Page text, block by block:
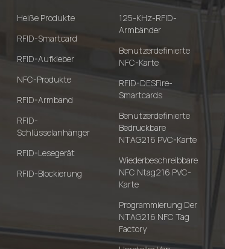
Heiße Produkte
RFID-Smartcard
RFID-Aufkleber
NFC-Produkte
RFID-Armband
RFID-
Schlüsselanhänger
RFID-Lesegerät
RFID-Blockierung
125-KHz-RFID-
Armbänder
Benutzerdefinierte
NFC-Karte
RFID-DESFire-
Smartcards
Benutzerdefinierte
Bedruckbare
NTAG216 PVC-Karte
Wiederbeschreibbare
NFC Ntag216 PVC-
Karte
Programmierung Der
NTAG216 NFC Tag
Factory